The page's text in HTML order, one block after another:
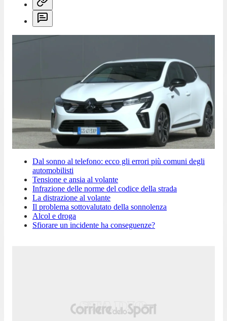
Dal sonno al telefono: ecco gli errori più comuni degli
automobilisti
Tensione e ansia al volante
Infrazione delle norme del codice della strada
La distrazione al volante
Il problema sottovalutato della sonnolenza
Alcol e droga
Sfiorare un incidente ha conseguenze?